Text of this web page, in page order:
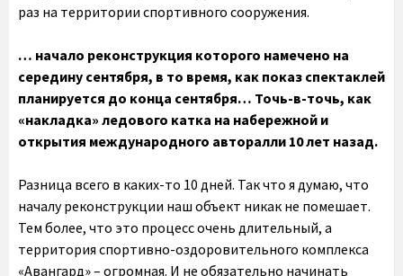
раз на территории спортивного сооружения.
… начало реконструкция которого намечено на
середину сентября, в то время, как показ спектаклей
планируется до конца сентября… Точь-в-точь, как
«накладка» ледового катка на набережной и
открытия международного авторалли 10 лет назад.
Разница всего в каких-то 10 дней. Так что я думаю, что
началу реконструкции наш объект никак не помешает.
Тем более, что это процесс очень длительный, а
территория спортивно-оздоровительного комплекса
«Авангард» – огромная. И не обязательно начинать